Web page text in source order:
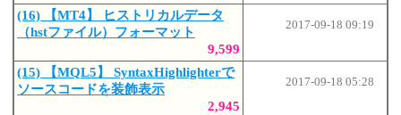
(16) 【MT4】 ヒストリカルデータ
（hstファイル）フォーマット
9,599
2017-09-18 09:19
(15) 【MQL5】 SyntaxHighlighterで
ソースコードを装飾表示
2,945
2017-09-18 05:28